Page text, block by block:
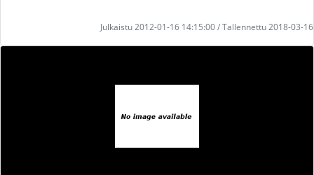
Julkaistu 2012-01-16 14:15:00 / Tallennettu 2018-03-16